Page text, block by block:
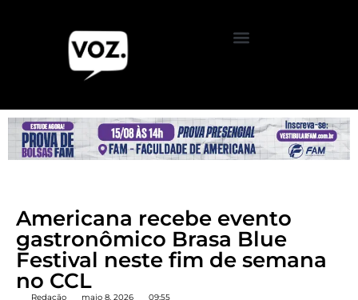
Americana recebe evento
gastronômico Brasa Blue
Festival neste fim de semana
no CCL
Redação maio 8, 2026 09:55